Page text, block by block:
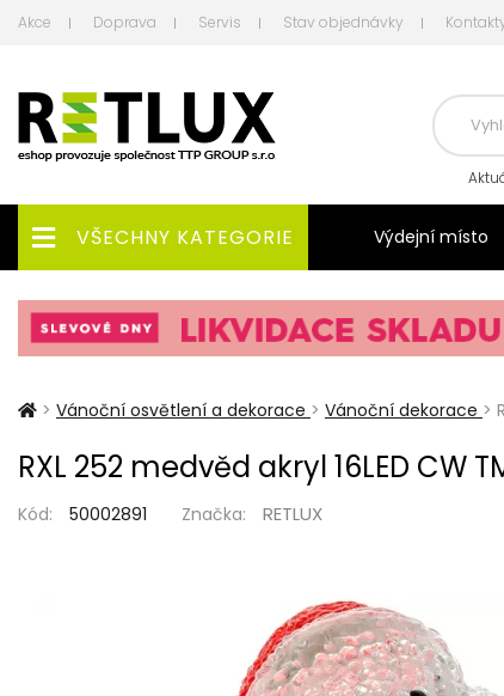
Akce Doprava Servis Stav objednávky
VŠECHNY KATEGORIE Výdejní místo
> Vánoční osvětlení a dekorace > Vánoční dekorace >
RXL 252 medvěd akryl 16LED CW
Kód: 50002891 Značka: RETLUX